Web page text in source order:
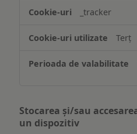
_tracker
Terț
Stocarea și/sau
un dispozitiv